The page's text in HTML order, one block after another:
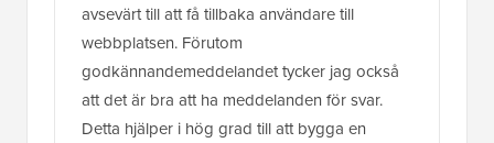
avsevärt till att få tillbaka användare till
webbplatsen. Förutom
godkännandemeddelandet tycker jag också
att det är bra att ha meddelanden för svar.
Detta hjälper i hög grad till att bygga en